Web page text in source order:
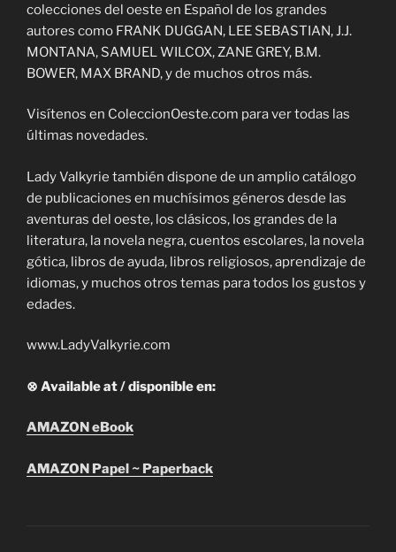
colecciones del oeste en Español de los grandes
autores como FRANK DUGGAN, LEE SEBASTIAN, J.J.
MONTANA, SAMUEL WILCOX, ZANE GREY, B.M.
BOWER, MAX BRAND, y de muchos otros más.
Visítenos en ColeccionOeste.com para ver todas las
últimas novedades.
Lady Valkyrie también dispone de un amplio catálogo
de publicaciones en muchísimos géneros desde las
aventuras del oeste, los clásicos, los grandes de la
literatura, la novela negra, cuentos escolares, la novela
gótica, libros de ayuda, libros religiosos, aprendizaje de
idiomas, y muchos otros temas para todos los gustos y
edades.
www.LadyValkyrie.com
⊗ Available at / disponible en:
AMAZON eBook
AMAZON Papel ~ Paperback